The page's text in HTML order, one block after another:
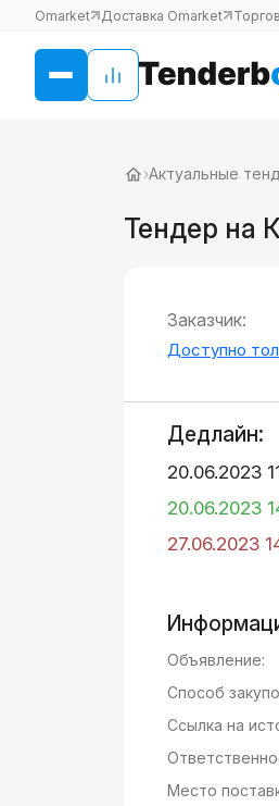
Omarket Доставка Omarket
›Актуальные
Тендер на
Заказчик:
Доступно
Дедлайн:
20.06.2023
20.06.2023
27.06.2023
Объявление:
Способ
Ссылка на
Место